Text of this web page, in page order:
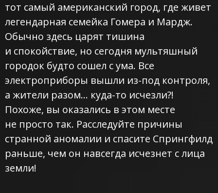
тот самый американский город, где живет
легендарная семейка Гомера и Мардж.
Обычно здесь царят тишина
и спокойствие, но сегодня мультяшный
городок будто сошел с ума. Все
электроприборы вышли из-под контроля,
а жители разом… куда-то исчезли?!
Похоже, вы оказались в этом месте
не просто так. Расследуйте причины
странной аномалии и спасите Спрингфилд
раньше, чем он навсегда исчезнет с лица
земли!